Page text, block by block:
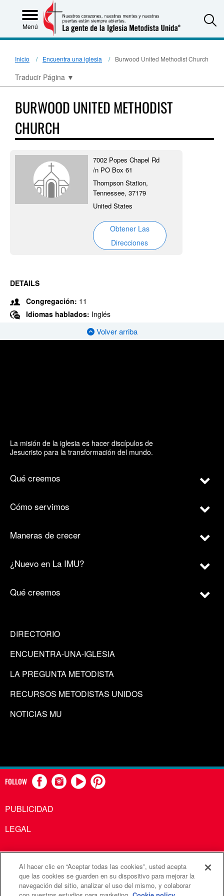
Menú
Inicio Encuentra una iglesia Burwood United Methodist Church
Traducir Página ▼
BURWOOD UNITED METHODIST
CHURCH
7002 Popes Chapel Rd
/n PO Box 61
Thompson Station,
Tennessee, 37179
United States
Obtener Las
Direcciones
DETAILS
Congregación: 11
Idiomas hablados: Inglés
Volver arriba
La misión de la iglesia es hacer discípulos de
Jesucristo para la transformación del mundo.
Qué creemos
Cómo servimos
Maneras de crecer
¿Nuevo en La IMU?
Qué creemos
DIRECTORIO
ENCUENTRA-UNA-IGLESIA
LA PREGUNTA METODISTA
RECURSOS METODISTAS UNIDOS
NOTICIAS MU
FOLLOW
PUBLICIDAD
LEGAL
Comunicaciones Metodistas Unidas es una agencia de la
Iglesia Metodista Unida
Al hacer clic en “Aceptar todas las cookies”, usted acepta
que las cookies se guarden en su dispositivo para mejorar la
navegación del sitio, analizar el uso del mismo, y colaborar